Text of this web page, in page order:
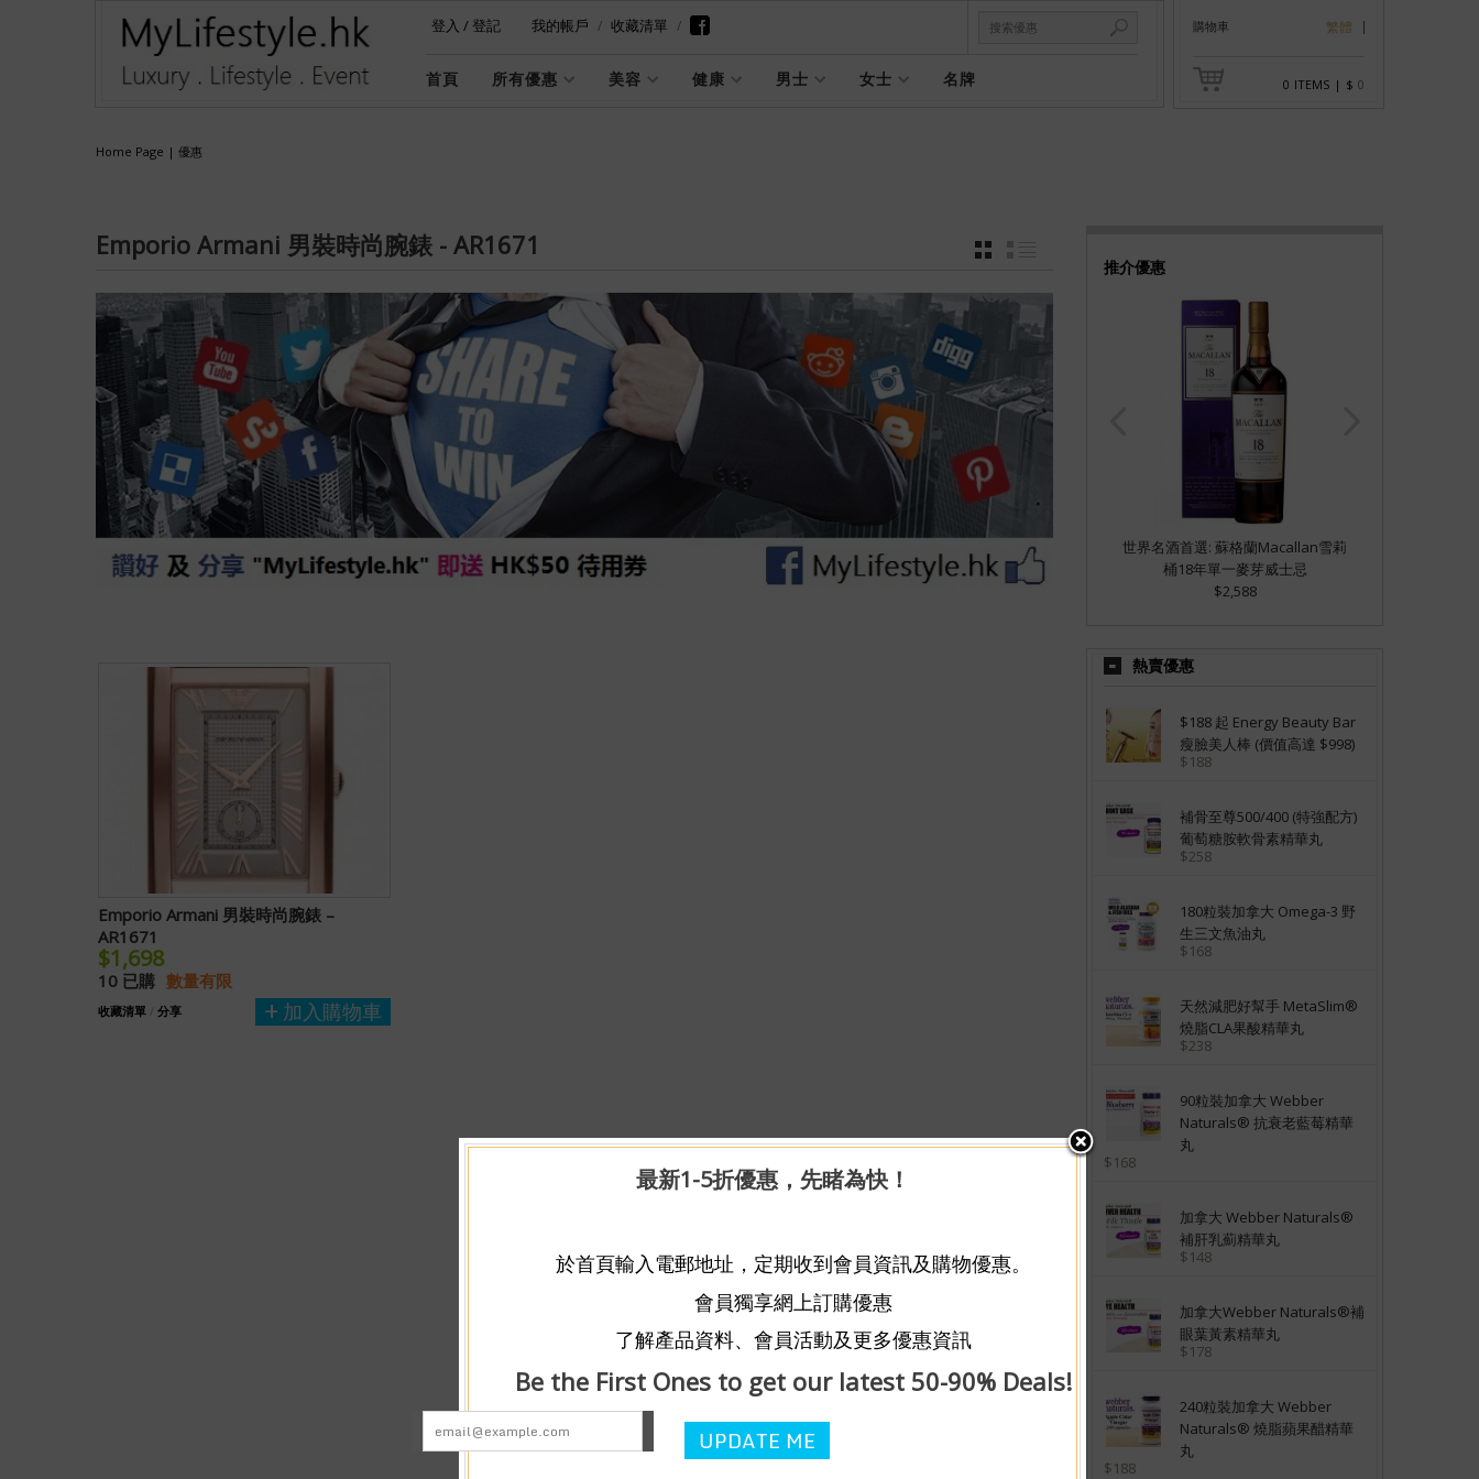
登入 /登記 我的帳戶 收藏清單
首頁 所有優惠 美容 健康 男士 女士 名牌
購物車 繁體
0 ITEMS | $ 0
Home Page | 優惠
Emporio Armani 男裝時尚腕錶 - AR1671
Emporio Armani 男裝時尚腕錶 –
AR1671
$1,698
10 已購 數量有限
加入購物車
收藏清單 / 分享
推介優惠
世界名酒首選: 蘇格蘭Macallan雪莉
桶18年單一麥芽威士忌
$2,588
熱賣優惠
$188 起 Energy Beauty Bar
瘦臉美人棒 (價值高達 $998)
$188
補骨至尊500/400 (特強配方)
葡萄糖胺軟骨素精華丸
$258
180粒裝加拿大 Omega-3 野
生三文魚油丸
$168
天然減肥好幫手 MetaSlim®
燒脂CLA果酸精華丸
$238
90粒裝加拿大 Webber
Naturals® 抗衰老藍莓精華
丸
$168
加拿大 Webber Naturals®
補肝乳薊精華丸
$148
加拿大Webber Naturals®補
眼葉黃素精華丸
$178
240粒裝加拿大 Webber
Naturals® 燒脂蘋果醋精華
丸
$188
最新1-5折優惠，先睹為快！
於首頁輸入電郵地址，定期收到會員資訊及購物優惠。
會員獨享網上訂購優惠
了解產品資料、會員活動及更多優惠資訊
Be the First Ones to get our latest 50-90% Deals!